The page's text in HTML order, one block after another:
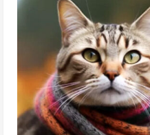
fiori
per
Natale